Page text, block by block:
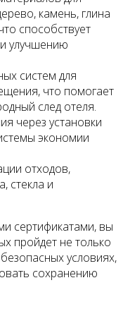
камень, глина
способствует
улучшению
систем для
что помогает
след отеля.
через установки
экономии
отходов,
стекла и
сертификатами, вы
пройдет не только
условиях,
сохранению